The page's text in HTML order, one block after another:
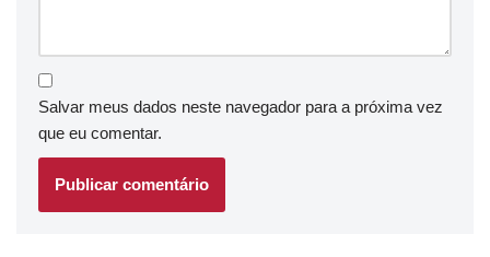
Salvar meus dados neste navegador para a próxima vez
que eu comentar.